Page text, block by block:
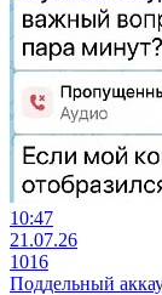
10:47
21.07.26
1016
Поддельный